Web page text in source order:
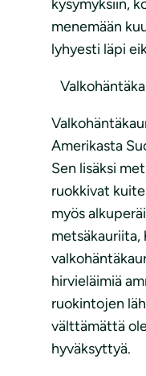
kysymyksiin,
menemään
lyhyesti läpi
Amerikasta
Sen lisäksi
ruokkivat
myös
metsäkauriita,
hirvieläimiä
ruokintojen
välttämättä
hyväksyttyä.